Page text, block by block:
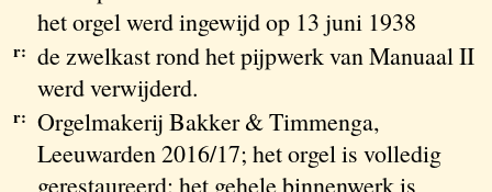
het orgel werd ingewijd op 13 juni 1938
r: de zwelkast rond het pijpwerk van Manuaal II
werd verwijderd.
r: Orgelmakerij Bakker & Timmenga,
Leeuwarden 2016/17; het orgel is volledig
gerestaureerd: het gehele binnenwerk is